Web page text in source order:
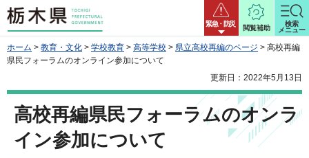
栃木県 緊急・防災
閲覧補助
検索
メニュー
ホーム > 教育・文化 > 学校教育 > 高等学校 > 県立高校再編のページ > 高校再編
県民フォーラムのオンライン参加について
更新日：2022年5月13日
高校再編県民フォーラムのオンラ
イン参加について